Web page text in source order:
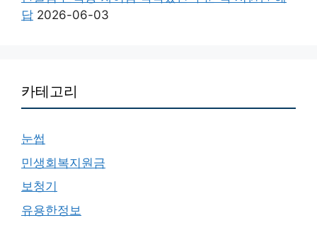
답 2026-06-03
카테고리
눈썹
민생회복지원금
보청기
유용한정보